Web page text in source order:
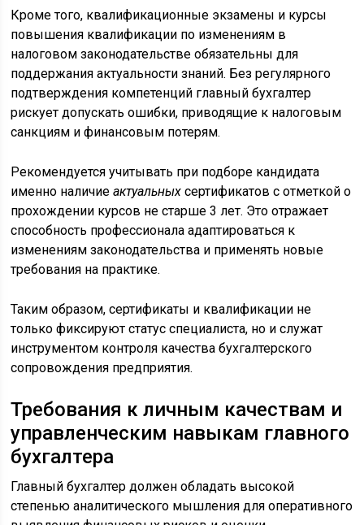
Кроме того, квалификационные экзамены и курсы
повышения квалификации по изменениям в
налоговом законодательстве обязательны для
поддержания актуальности знаний. Без регулярного
подтверждения компетенций главный бухгалтер
рискует допускать ошибки, приводящие к налоговым
санкциям и финансовым потерям.
Рекомендуется учитывать при подборе кандидата
именно наличиеактуальных сертификатов с отметкой о
прохождении курсов не старше 3 лет. Это отражает
способность профессионала адаптироваться к
изменениям законодательства и применять новые
требования на практике.
Таким образом, сертификаты и квалификации не
только фиксируют статус специалиста, но и служат
инструментом контроля качества бухгалтерского
сопровождения предприятия.
Требования к личным качествам и
управленческим навыкам главного
бухгалтера
Главный бухгалтер должен обладать высокой
степенью аналитического мышления для оперативного